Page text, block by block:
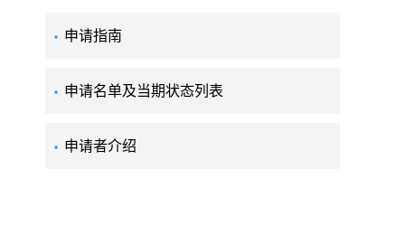
申请指南
申请名单及当期状态列表
申请者介绍